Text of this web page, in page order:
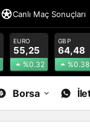
Canlı Maç Sonuçları
EURO
55,25
%0.32
GBP
64,48
%0.38
Borsa